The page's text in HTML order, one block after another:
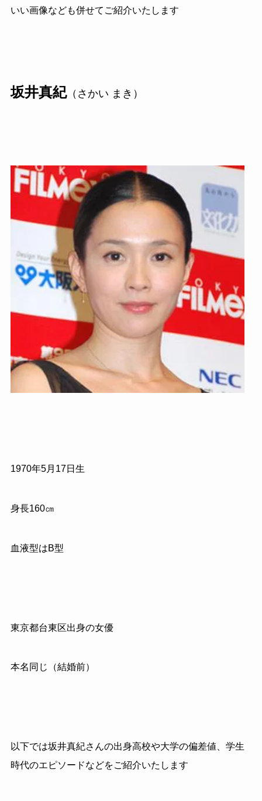
いい画像なども併せてご紹介いたします
坂井真紀（さかい まき）
1970年5月 17日生
身長160㎝
血液型はB型
東京都台東区出身の女優
本名同じ（結婚前）
以下では坂井真紀さんの出身高校や大学の偏差値、学生
時代のエピソードなどをご紹介いたします